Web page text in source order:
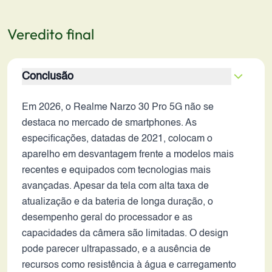
Veredito final
Conclusão
Em 2026, o Realme Narzo 30 Pro 5G não se
destaca no mercado de smartphones. As
especificações, datadas de 2021, colocam o
aparelho em desvantagem frente a modelos mais
recentes e equipados com tecnologias mais
avançadas. Apesar da tela com alta taxa de
atualização e da bateria de longa duração, o
desempenho geral do processador e as
capacidades da câmera são limitadas. O design
pode parecer ultrapassado, e a ausência de
recursos como resistência à água e carregamento